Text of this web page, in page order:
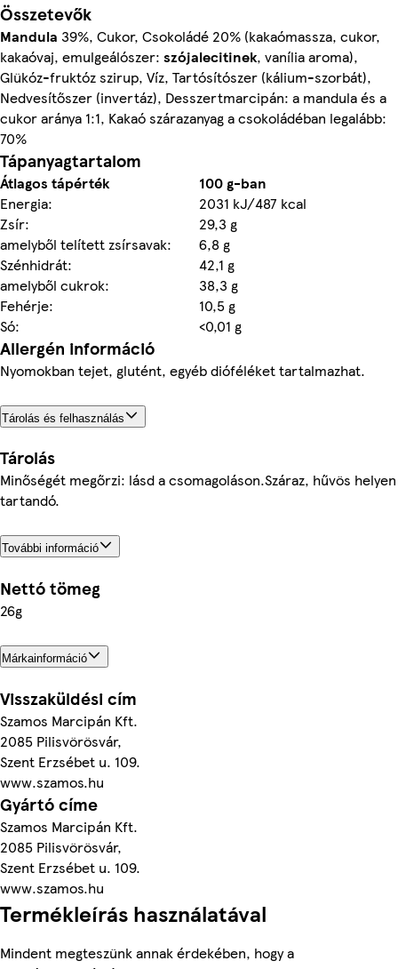
Összetevők
Mandula 39%, Cukor, Csokoládé 20% (kakaómassza, cukor,
kakaóvaj, emulgeálószer: szójalecitinek, vanília aroma),
Glükóz-fruktóz szirup, Víz, Tartósítószer (kálium-szorbát),
Nedvesítőszer (invertáz), Desszertmarcipán: a mandula és a
cukor aránya 1:1, Kakaó szárazanyag a csokoládéban legalább:
70%
Tápanyagtartalom
Átlagos tápérték
100 g-ban
Energia:
2031 kJ/487 kcal
Zsír:
29,3 g
amelyből telített zsírsavak:
6,8 g
Szénhidrát:
42,1 g
amelyből cukrok:
38,3 g
Fehérje:
10,5 g
Só:
<0,01 g
Allergén információ
Nyomokban tejet, glutént, egyéb dióféléket tartalmazhat.
Tárolás és felhasználás
Tárolás
Minőségét megőrzi: lásd a csomagoláson.Száraz, hűvös helyen
tartandó.
További információ
Nettó tömeg
26g
Márkainformáció
Visszaküldési cím
Szamos Marcipán Kft.
2085 Pilisvörösvár,
Szent Erzsébet u. 109.
www.szamos.hu
Gyártó címe
Szamos Marcipán Kft.
2085 Pilisvörösvár,
Szent Erzsébet u. 109.
www.szamos.hu
Termékleírás használatával
Mindent megteszünk annak érdekében, hogy a